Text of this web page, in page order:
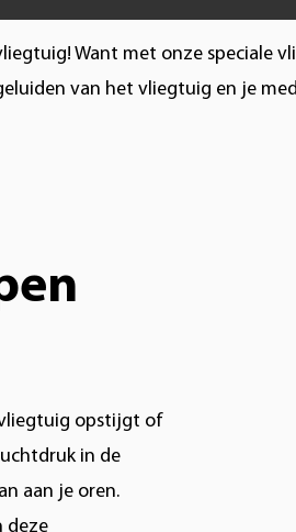
Want met onze
van het vliegtuig en je
opstijgt of
in de
aan je oren.
deze